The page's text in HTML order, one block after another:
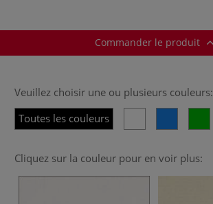
Commander le produit
Veuillez choisir une ou plusieurs couleurs:
Toutes les couleurs
Cliquez sur la couleur pour en voir plus: